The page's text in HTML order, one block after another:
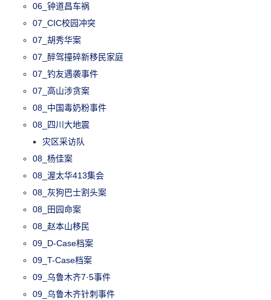
06_钟道昌车祸
07_CIC校园冲突
07_胡秀华案
07_醉驾撞碎新移民家庭
07_钓友遇袭事件
07_高山涉贪案
08_中国毒奶粉事件
08_四川大地震
灾区采访队
08_杨佳案
08_渥太华413集会
08_灰狗巴士割头案
08_田园命案
08_赵本山移民
09_D-Case档案
09_T-Case档案
09_乌鲁木齐7·5事件
09_乌鲁木齐针刺事件